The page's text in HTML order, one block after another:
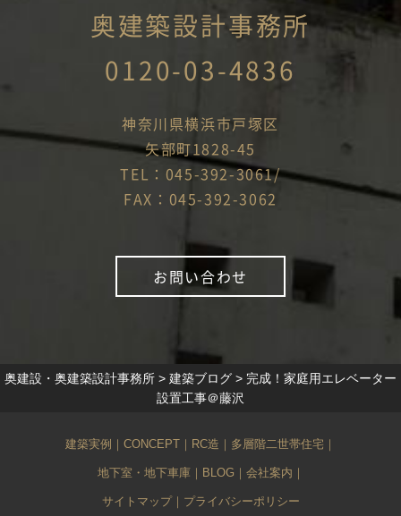
奥建築設計事務所
0120-03-4836
神奈川県横浜市戸塚区
矢部町1828-45
TEL：045-392-3061/
FAX：045-392-3062
お問い合わせ
奥建設・奥建築設計事務所 > 建築ブログ > 完成！家庭用エレベーター
設置工事＠藤沢
建築実例 ｜ CONCEPT ｜ RC造 ｜ 多層階二世帯住宅 ｜
地下室・地下車庫｜ BLOG ｜ 会社案内 ｜
サイトマップ｜ プライバシーポリシー